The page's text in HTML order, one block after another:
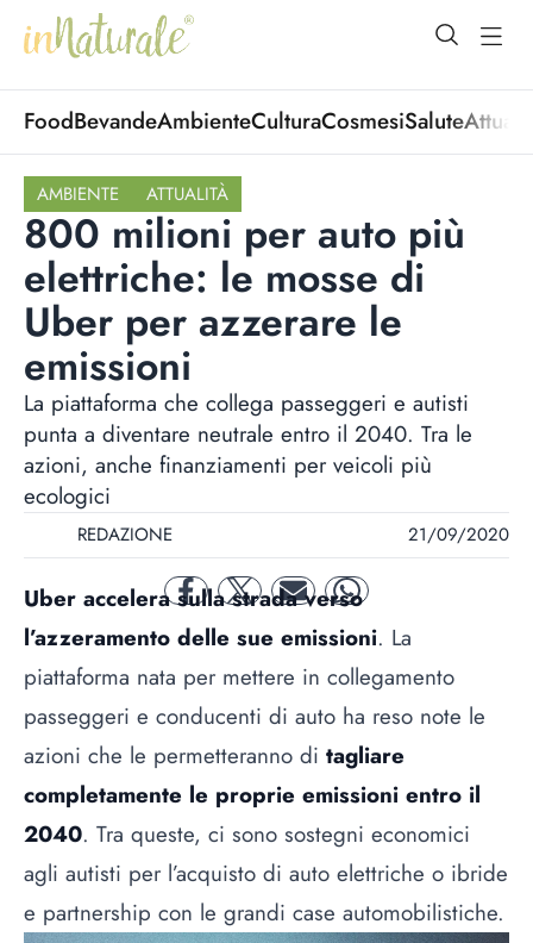
open
FoodBevandeAmbienteCulturaCosmesiSalute
AMBIENTE ATTUALITÀ
800 milioni per auto più
elettriche: le mosse di
Uber per azzerare le
emissioni
La piattaforma che collega passeggeri e autisti
punta a diventare neutrale entro il 2040. Tra le
azioni, anche finanziamenti per veicoli più
ecologici
REDAZIONE 21/09/2020
facebooktwitter mail whatsapp
Uber accelera sulla strada verso
l’azzeramento delle sue emissioni. La
piattaforma nata per mettere in collegamento
passeggeri e conducenti di auto ha reso note le
azioni che le permetteranno di tagliare
completamente le proprie emissioni entro il
2040. Tra queste, ci sono sostegni economici
agli autisti per l’acquisto di auto elettriche o ibride
e partnership con le grandi case automobilistiche.